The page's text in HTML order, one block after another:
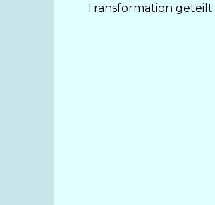
Transformation geteilt.